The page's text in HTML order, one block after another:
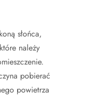
słońca,
należy
pobierać
powietrza